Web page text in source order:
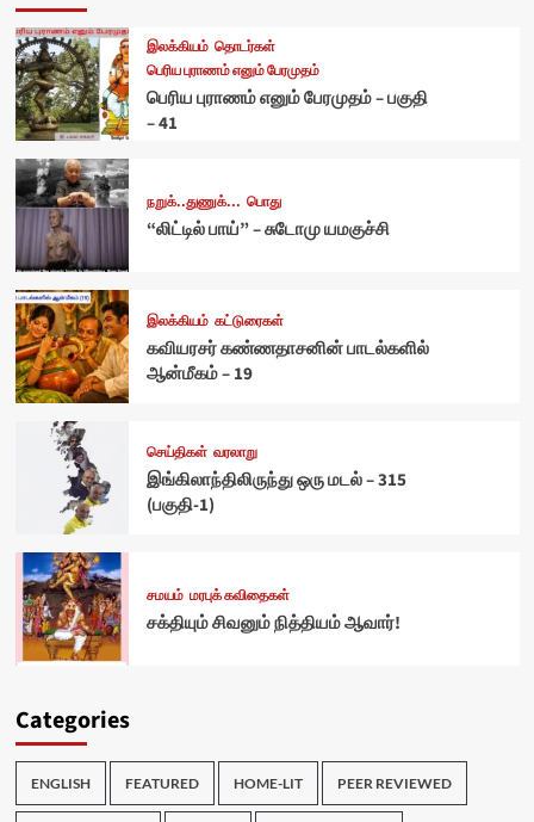
இலக்கியம் தொடர்கள்
பெரிய புராணம் எனும் பேரமுதம்
பெரிய புராணம் எனும் பேரமுதம் – பகுதி
– 41
நறுக்..துணுக்... பொது
“லிட்டில் பாய்” – சுடோமு யமகுச்சி
இலக்கியம் கட்டுரைகள்
கவியரசர் கண்ணதாசனின் பாடல்களில்
ஆன்மீகம் – 19
செய்திகள் வரலாறு
இங்கிலாந்திலிருந்து ஒரு மடல் – 315
(பகுதி-1)
சமயம் மரபுக் கவிதைகள்
சக்தியும் சிவனும் நித்தியம் ஆவார்!
Categories
ENGLISH FEATURED HOME-LIT PEER REVIEWED